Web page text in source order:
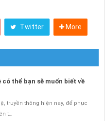
Twitter More
có thể bạn sẽ muốn biết về
truyền thông hiện nay, để phục
t…